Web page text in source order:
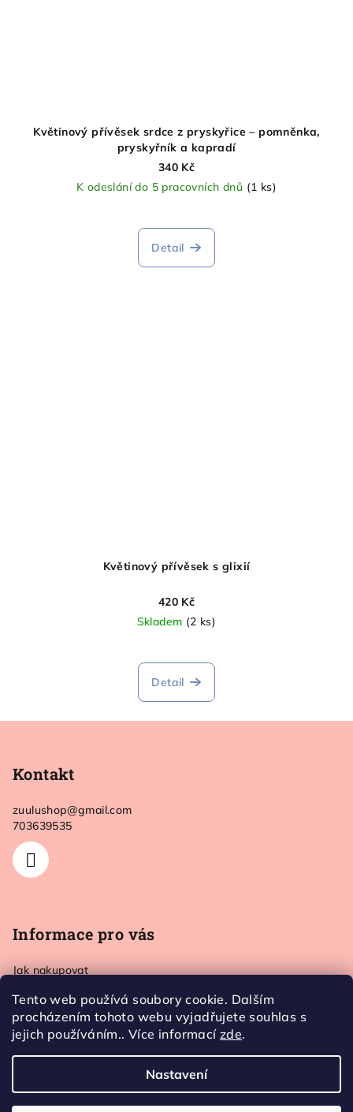
Tento web používá soubory cookie. Dalším
procházením tohoto webu vyjadřujete souhlas s
jejich používáním.. Více informací zde.
Nastavení
Květinový přívěsek srdce z pryskyřice – pomněnka,
pryskyřník a kapradí
340 Kč
K odeslání do 5 pracovních dnů (1 ks)
Detail
Květinový přívěsek s glixií
420 Kč
Skladem (2 ks)
Detail
Kontakt
zuulushop@gmail.com
703639535
Informace pro vás
Jak nakupovat
Kontakt
Obchodní podmínky